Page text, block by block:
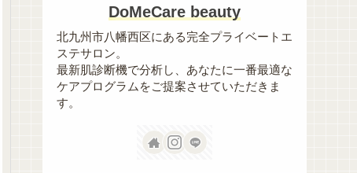
DoMeCare beauty
北九州市八幡西区にある完全プライベートエ
ステサロン。
最新肌診断機で分析し、あなたに一番最適な
ケアプログラムをご提案させていただきま
す。